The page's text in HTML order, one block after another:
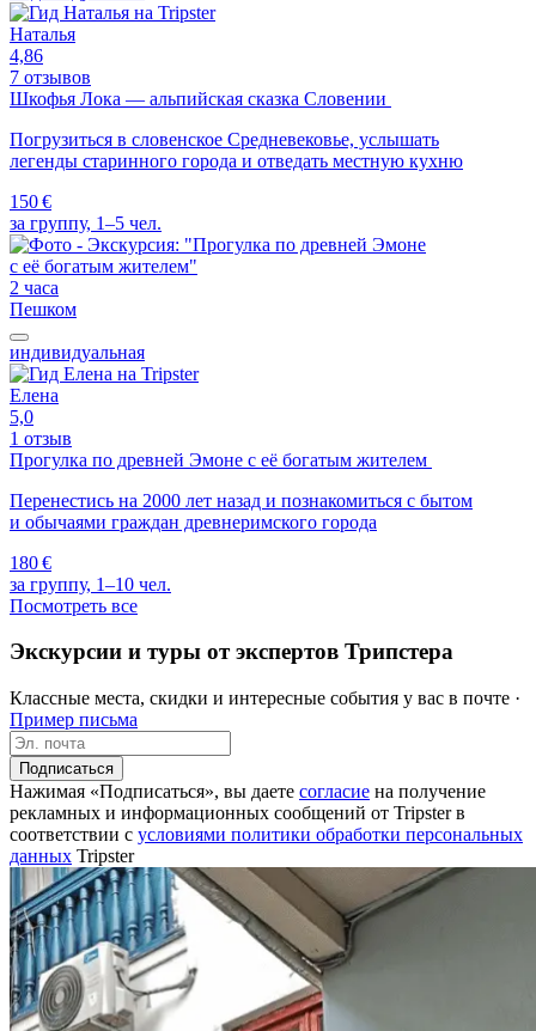
Наталья
4,86
7 отзывов
Шкофья Лока — альпийская сказка Словении
Погрузиться в словенское Средневековье, услышать
легенды старинного города и отведать местную кухню
150 €
за группу, 1–5 чел.
2 часа
Пешком
индивидуальная
Елена
5,0
1 отзыв
Прогулка по древней Эмоне с её богатым жителем
Перенестись на 2000 лет назад и познакомиться с бытом
и обычаями граждан древнеримского города
180 €
за группу, 1–10 чел.
Посмотреть все
Экскурсии и туры от экспертов Трипстера
Классные места, скидки и интересные события у вас в почте ·
Пример письма
Подписаться
Нажимая «Подписаться», вы даете согласие на получение
рекламных и информационных сообщений от Tripster в
соответствии c условиями политики обработки персональных
данных Tripster